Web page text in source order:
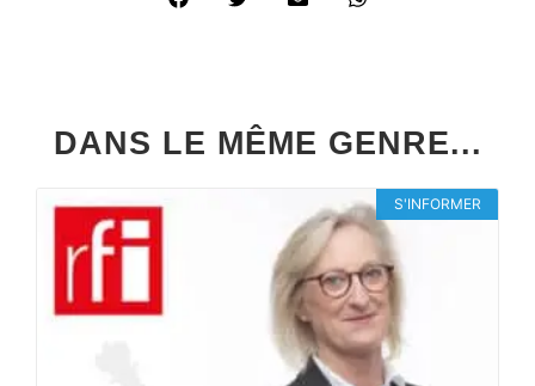
DANS LE MÊME GENRE...
S'INFORMER